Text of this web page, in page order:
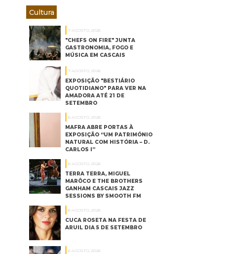
Cultura
7 AGOSTO, 2026
"CHEFS ON FIRE" JUNTA
GASTRONOMIA, FOGO E
MÚSICA EM CASCAIS
7 AGOSTO, 2026
EXPOSIÇÃO "BESTIÁRIO
QUOTIDIANO" PARA VER NA
AMADORA ATÉ 21 DE
SETEMBRO
6 AGOSTO, 2026
MAFRA ABRE PORTAS À
EXPOSIÇÃO “UM PATRIMÓNIO
NATURAL COM HISTÓRIA – D.
CARLOS I”
6 AGOSTO, 2026
TERRA TERRA, MIGUEL
MARÔCO E THE BROTHERS
GANHAM CASCAIS JAZZ
SESSIONS BY SMOOTH FM
6 AGOSTO, 2026
CUCA ROSETA NA FESTA DE
ARUIL DIA 5 DE SETEMBRO
6 AGOSTO, 2026